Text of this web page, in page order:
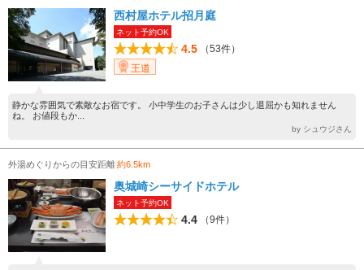
西村屋ホテル招月庭
ネット予約OK
4.5
（53件）
王道
静かな雰囲気で素敵なお宿です。 小中学生のお子さんは少し退屈かも知れません
ね。 お値段もか...
by シュウジさん
外湯めぐりからの目安距離約6.5km
奥城崎シーサイドホテル
ネット予約OK
4.4 （9件）